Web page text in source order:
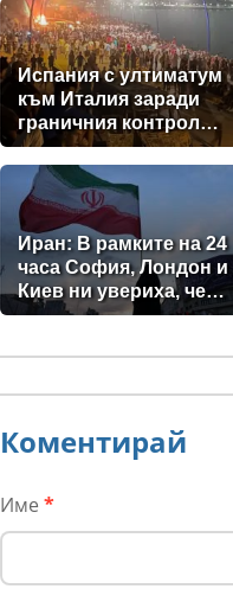
Испания с ултиматум
към Италия заради
граничния контрол
след нашествието в
Сеута
Иран: В рамките на 24
часа София, Лондон и
Киев ни увериха, че
няма да станат част от
Коментирай
Име *